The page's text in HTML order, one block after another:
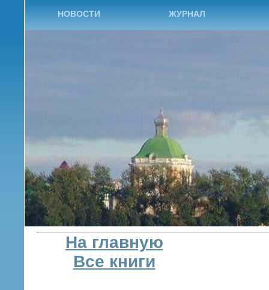
НОВОСТИ ЖУРНАЛ
На главную
Все книги